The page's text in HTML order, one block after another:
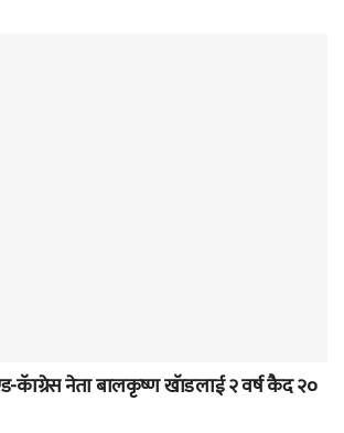
कॅाग्रेस नेता बालकृष्ण खॅाडलाई २ वर्ष कैद २०